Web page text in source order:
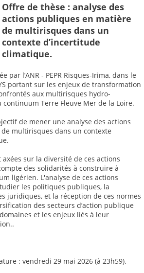
Offre de thèse : analyse des
actions publiques en matière
de multirisques dans un
contexte d’incertitude
climatique.
par l’ANR - PEPR Risques-Irima, dans le
portant sur les enjeux de transformation
aux multirisques hydro-
Terre Fleuve Mer de la Loire.
de mener une analyse des actions
multirisques dans un contexte
axées sur la diversité de ces actions
des solidarités à construire à
ligérien. L'analyse de ces actions
les politiques publiques, la
juridiques, et la réception de ces normes
des secteurs d’action publique
et les enjeux liés à leur
: vendredi 29 mai 2026 (à 23h59).